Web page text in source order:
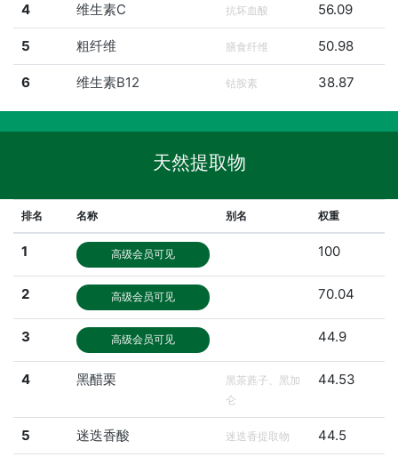
4 维生素C 抗坏血酸 56.09
5 粗纤维 膳食纤维 50.98
6 维生素B12 钴胺素 38.87
天然提取物
排名 名称 别名 权重
1 高级会员可见 100
2 高级会员可见 70.04
3 高级会员可见 44.9
4 黑醋栗
黑茶藨子、黑加
仑
44.53
5 迷迭香酸 迷迭香提取物 44.5